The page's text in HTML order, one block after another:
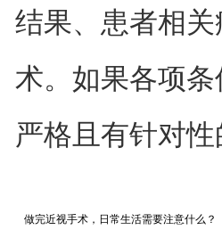
结果、患者相
术。如果各项
严格且有针对
做完近视手术，日常生活需要注意什么？